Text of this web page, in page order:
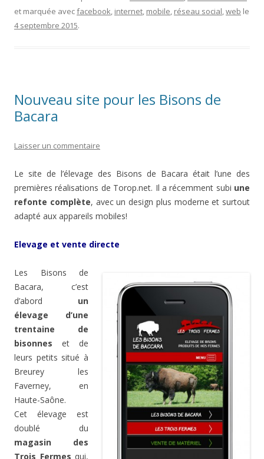
et marquée avecfacebook, internet, mobile, réseau social,web le
4 septembre 2015.
Nouveau site pour les Bisons de
Bacara
Laisser un commentaire
Le site de l’élevage des Bisons de Bacara était l’une des
premières réalisations de Torop.net. Il a récemment subi une
refonte complète, avec un design plus moderne et surtout
adapté aux appareils mobiles!
Elevage et vente directe
Les Bisons de
Bacara, c’est
d’abord un
élevage d’une
trentaine de
bisonnes et de
leurs petits situé à
Breurey les
Faverney, en
Haute-Saône.
Cet élevage est
doublé du
magasin des
Trois Fermes qui,